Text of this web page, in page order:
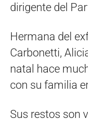
dirigente del
Hermana del
Carbonetti,
natal hace
con su familia
Sus restos son